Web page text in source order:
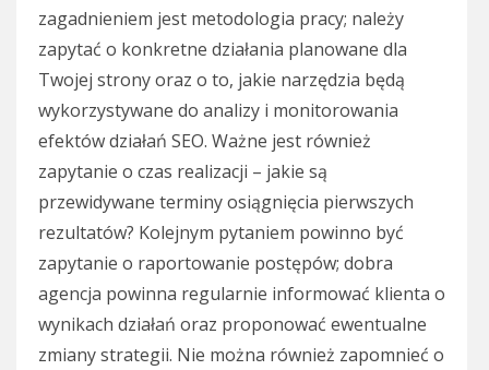
zagadnieniem jest metodologia pracy; należy
zapytać o konkretne działania planowane dla
Twojej strony oraz o to, jakie narzędzia będą
wykorzystywane do analizy i monitorowania
efektów działań SEO. Ważne jest również
zapytanie o czas realizacji – jakie są
przewidywane terminy osiągnięcia pierwszych
rezultatów? Kolejnym pytaniem powinno być
zapytanie o raportowanie postępów; dobra
agencja powinna regularnie informować klienta o
wynikach działań oraz proponować ewentualne
zmiany strategii. Nie można również zapomnieć o